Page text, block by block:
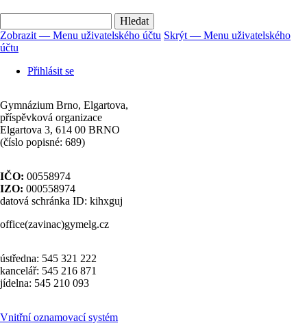
Menu
uživatelského
Zobrazit — Menu uživatelského účtu Skrýt — Menu uživatelského
účtu
Přihlásit se
Gymnázium Brno, Elgartova,
příspěvková organizace
Elgartova 3, 614 00 BRNO
(číslo popisné: 689)
IČO: 00558974
IZO: 000558974
datová schránka ID: kihxguj
office(zavinac)gymelg.cz
ústředna: 545 321 222
kancelář: 545 216 871
jídelna: 545 210 093
Vnitřní oznamovací systém